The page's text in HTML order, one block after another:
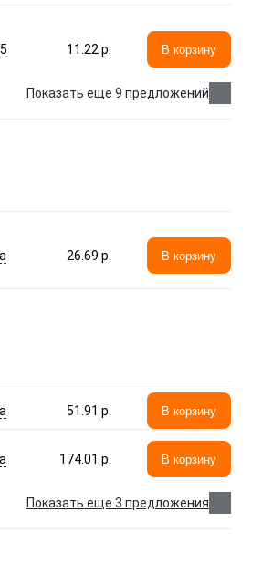
11.22 p. В корзину
Показать еще 9 предложений
26.69 p. В корзину
51.91 p. В корзину
174.01 p. В корзину
Показать еще 3 предложения